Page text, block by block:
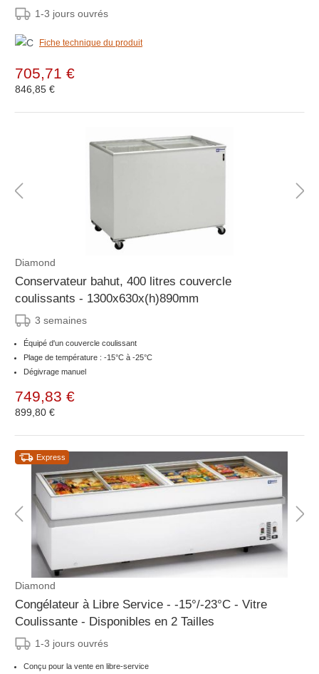
1-3 jours ouvrés
Fiche technique du produit
705,71 €
846,85 €
Diamond
Conservateur bahut, 400 litres couvercle
coulissants - 1300x630x(h)890mm
3 semaines
Équipé d'un couvercle coulissant
Plage de température : -15°C à -25°C
Dégivrage manuel
749,83 €
899,80 €
Express
Diamond
Congélateur à Libre Service - -15°/-23°C - Vitre
Coulissante - Disponibles en 2 Tailles
1-3 jours ouvrés
Conçu pour la vente en libre-service